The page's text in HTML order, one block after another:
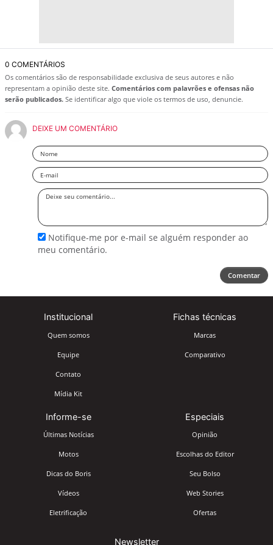
0 COMENTÁRIOS
Os comentários são de responsabilidade exclusiva de seus autores e não
representam a opinião deste site. Comentários com palavrões e ofensas não
serão publicados. Se identificar algo que viole os termos de uso, denuncie.
DEIXE UM COMENTÁRIO
Nome
Email
Deixe
Notifique-me por e-mail se alguém responder ao
meu comentário.
Comentar
Institucional
Quem somos
Equipe
Contato
Mídia Kit
Fichas técnicas
Marcas
Comparativo
Informe-se
Últimas Notícias
Motos
Dicas do Boris
Vídeos
Eletrificação
Especiais
Opinião
Escolhas do Editor
Seu Bolso
Web Stories
Ofertas
Newsletter